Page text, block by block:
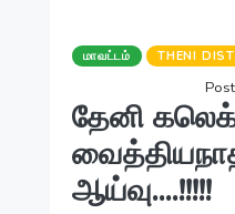
மாவட்டம் THENI
தேனி
ஆய்வு....!!!!!